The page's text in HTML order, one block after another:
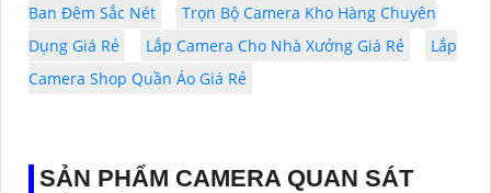
Ban Đêm Sắc Nét
Trọn Bộ Camera Kho Hàng Chuyên
Dụng Giá Rẻ
Lắp Camera Cho Nhà Xưởng Giá Rẻ
Lắp
Camera Shop Quần Áo Giá Rẻ
SẢN PHẨM CAMERA QUAN SÁT